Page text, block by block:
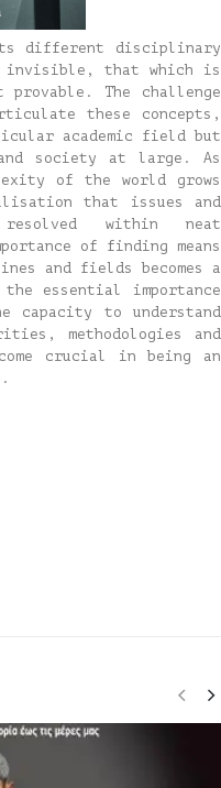
different disciplinary
invisible, that which is
The challenge
these concepts,
academic field but
society at large. As
of the world grows
that issues and
within neat
of finding means
and fields becomes a
essential importance
capacity to understand
methodologies and
crucial in being an